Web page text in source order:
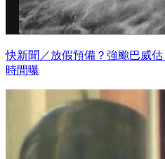
快新聞／放假預備？強颱巴威
時間曝